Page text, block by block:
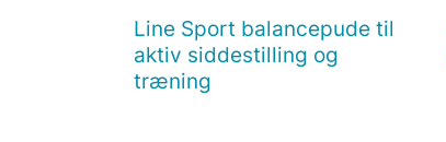
 Vis her
Line Sport balancepude til
aktiv siddestilling og
træning